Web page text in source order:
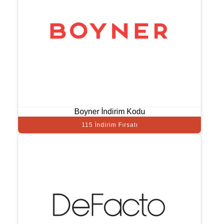
Boyner İndirim Kodu
115 İndirim Fırsatı